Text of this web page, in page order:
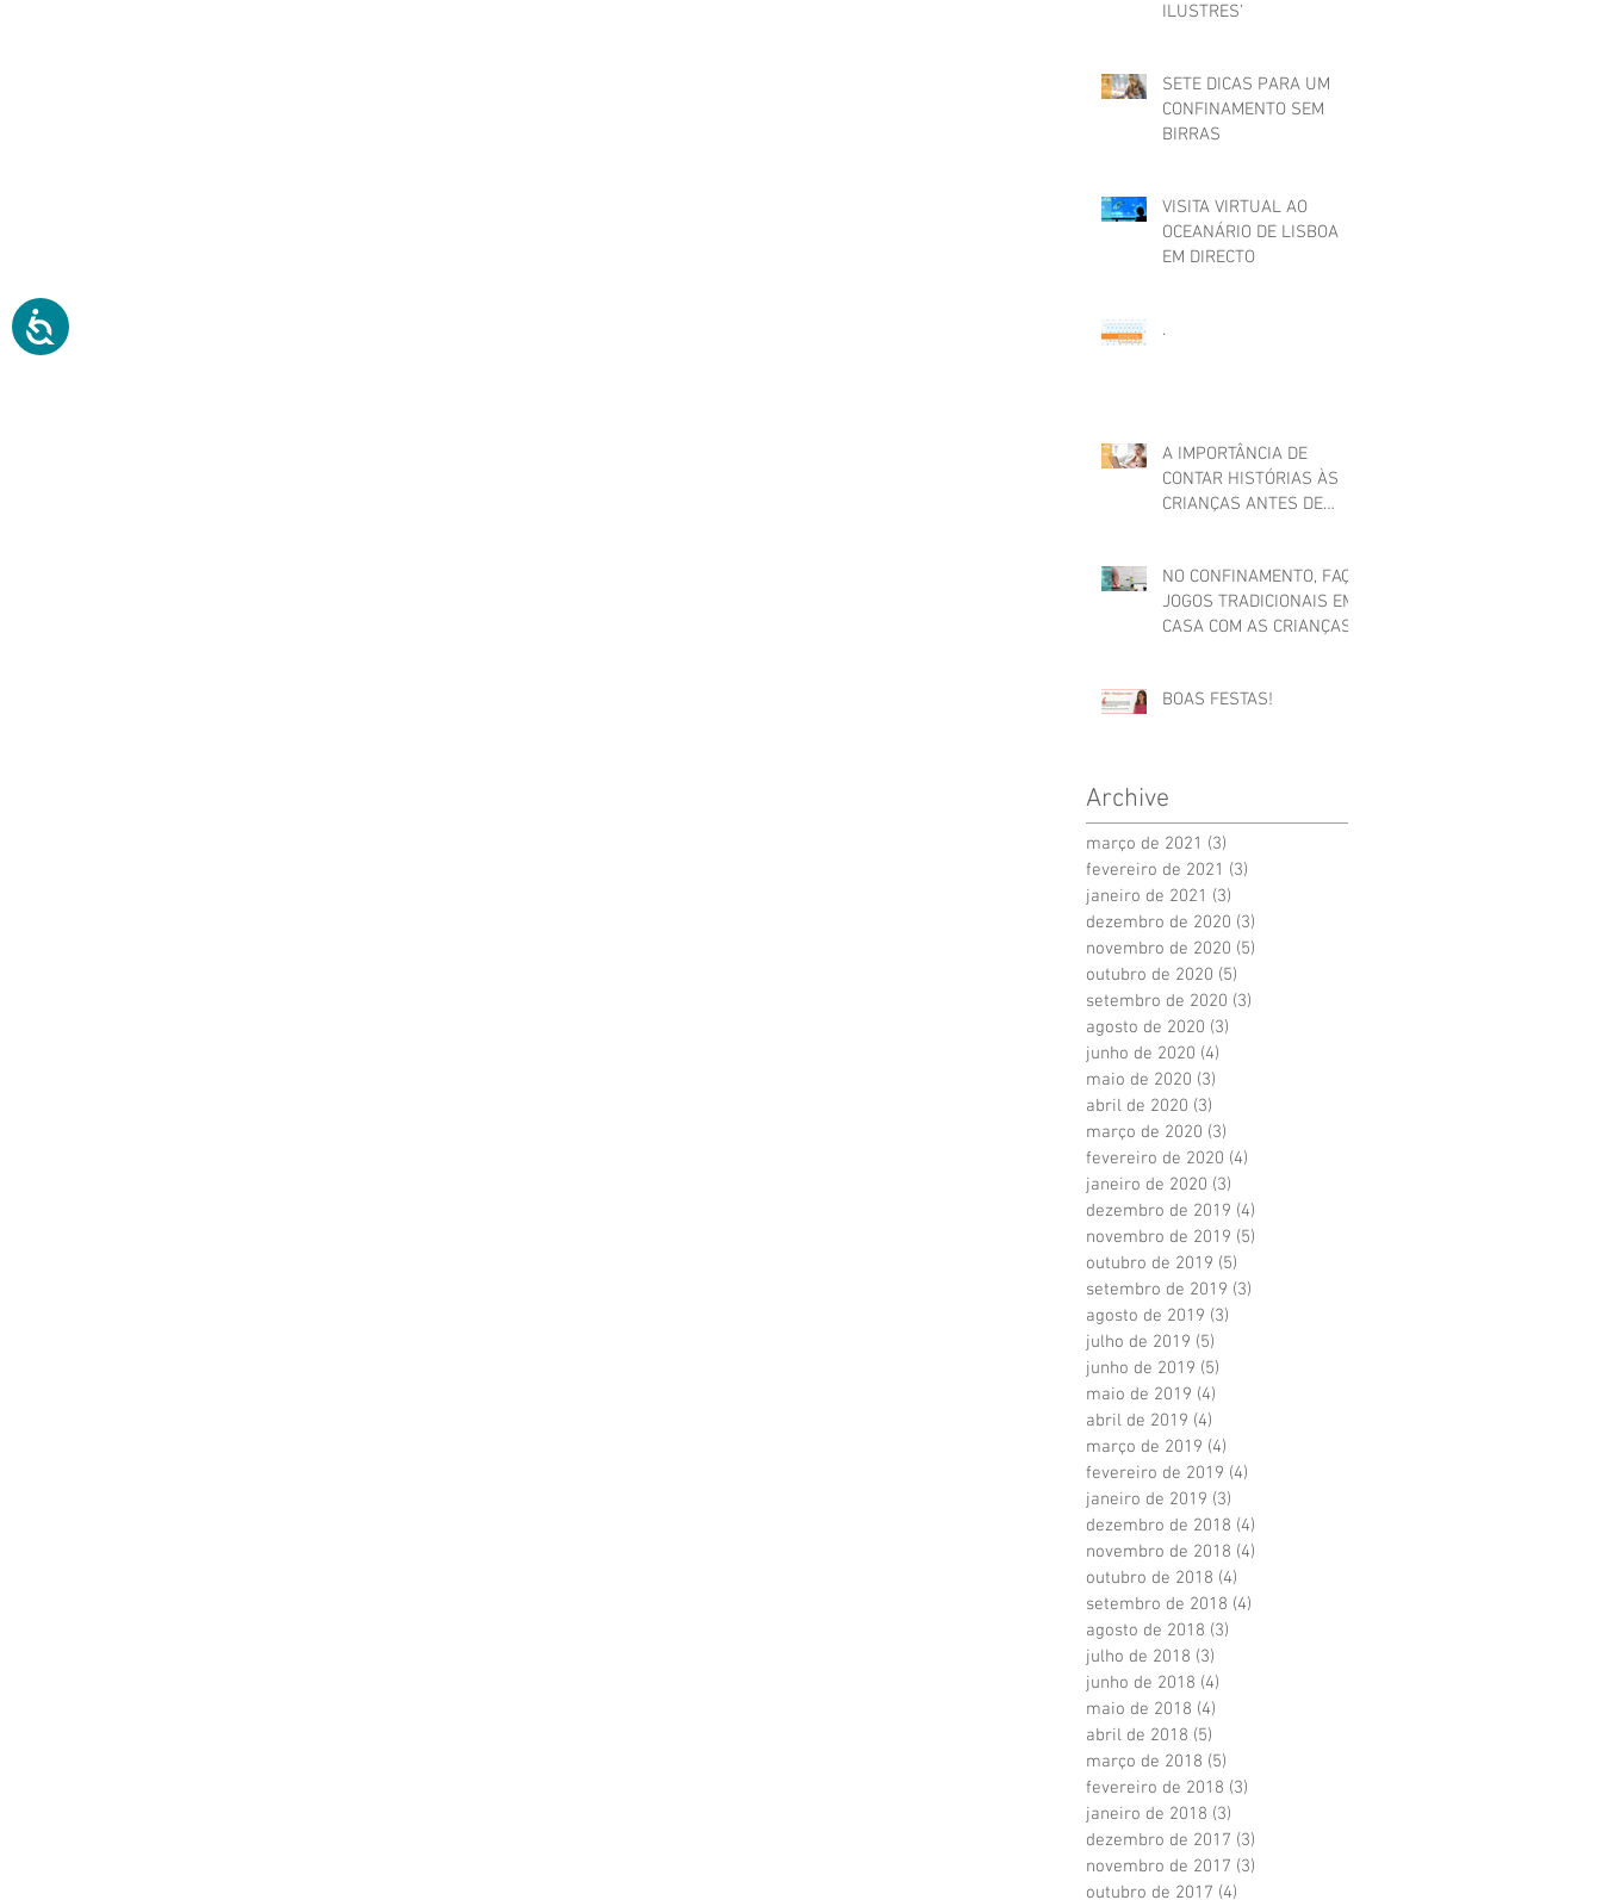
ILUSTRES’
SETE DICAS PARA UM
CONFINAMENTO SEM
BIRRAS
VISITA VIRTUAL AO
OCEANÁRIO DE LISBOA
EM DIRECTO
.
A IMPORTÂNCIA DE
CONTAR HISTÓRIAS ÀS
CRIANÇAS ANTES DE
NO CONFINAMENTO, FAÇA
JOGOS TRADICIONAIS EM
CASA COM AS CRIANÇAS
BOAS FESTAS!
Archive
março de 2021 (3)
fevereiro de 2021 (3)
janeiro de 2021 (3)
dezembro de 2020 (3)
novembro de 2020 (5)
outubro de 2020 (5)
setembro de 2020 (3)
agosto de 2020 (3)
junho de 2020 (4)
maio de 2020 (3)
abril de 2020 (3)
março de 2020 (3)
fevereiro de 2020 (4)
janeiro de 2020 (3)
dezembro de 2019 (4)
novembro de 2019 (5)
outubro de 2019 (5)
setembro de 2019 (3)
agosto de 2019 (3)
julho de 2019 (5)
junho de 2019 (5)
maio de 2019 (4)
abril de 2019 (4)
março de 2019 (4)
fevereiro de 2019 (4)
janeiro de 2019 (3)
dezembro de 2018 (4)
novembro de 2018 (4)
outubro de 2018 (4)
setembro de 2018 (4)
agosto de 2018 (3)
julho de 2018 (3)
junho de 2018 (4)
maio de 2018 (4)
abril de 2018 (5)
março de 2018 (5)
fevereiro de 2018 (3)
janeiro de 2018 (3)
dezembro de 2017 (3)
novembro de 2017 (3)
outubro de 2017 (4)